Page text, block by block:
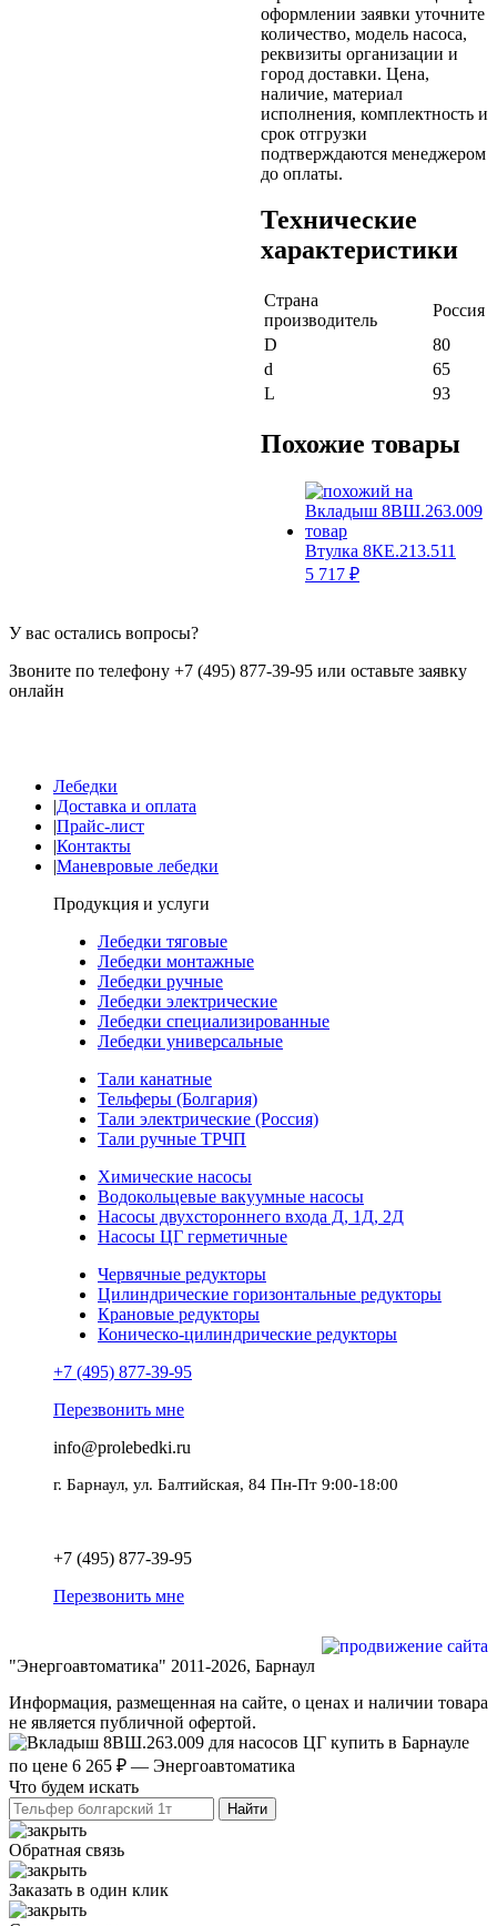
оформлении заявки уточните
количество, модель насоса,
реквизиты организации и
город доставки. Цена,
наличие, материал
исполнения, комплектность и
срок отгрузки
подтверждаются менеджером
до оплаты.
Технические
характеристики
Страна
производитель
Россия
D
80
d
65
L
93
Похожие товары
Втулка 8КЕ.213.511
5 717 ₽
У вас остались вопросы?
Звоните по телефону +7 (495) 877-39-95 или оставьте заявку
онлайн
Лебедки
|Доставка и оплата
|Прайс-лист
|Контакты
|Маневровые лебедки
Продукция и услуги
Лебедки тяговые
Лебедки монтажные
Лебедки ручные
Лебедки электрические
Лебедки специализированные
Лебедки универсальные
Тали канатные
Тельферы (Болгария)
Тали электрические (Россия)
Тали ручные ТРЧП
Химические насосы
Водокольцевые вакуумные насосы
Насосы двухстороннего входа Д, 1Д, 2Д
Насосы ЦГ герметичные
Червячные редукторы
Цилиндрические горизонтальные редукторы
Крановые редукторы
Коническо-цилиндрические редукторы
+7 (495) 877-39-95
Перезвонить мне
info@prolebedki.ru
г. Барнаул, ул. Балтийская, 84 Пн-Пт 9:00-18:00
+7 (495) 877-39-95
Перезвонить мне
"Энергоавтоматика" 2011-2026, Барнаул
Информация, размещенная на сайте, о ценах и наличии товара
не является публичной офертой.
Что будем искать
Обратная связь
Заказать в один клик